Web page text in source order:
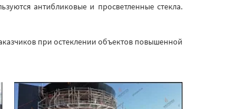
антибликовые и просветленные стекла.
при остеклении объектов повышенной